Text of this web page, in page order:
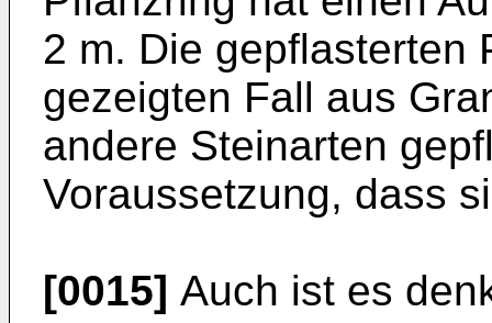
2 m. Die gepflasterten
gezeigten Fall aus
andere Steinarten
Voraussetzung, dass
[0015] Auch ist es